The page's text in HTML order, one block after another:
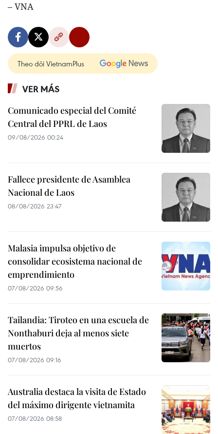
– VNA
Theo dõi VietnamPlus
VER MÁS
Comunicado especial del Comité
Central del PPRL de Laos
09/08/2026 00:24
Fallece presidente de Asamblea
Nacional de Laos
08/08/2026 23:47
Malasia impulsa objetivo de
consolidar ecosistema nacional de
emprendimiento
07/08/2026 09:56
Tailandia: Tiroteo en una escuela de
Nonthaburi deja al menos siete
muertos
07/08/2026 09:16
Australia destaca la visita de Estado
del máximo dirigente vietnamita
07/08/2026 08:58